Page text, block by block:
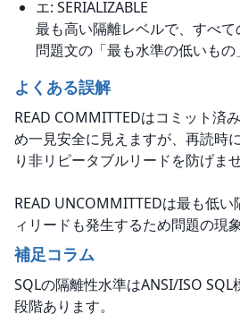
エ: SERIALIZABLE
最も高い隔離レベルで、すべ
問題文の「最も水準の低いもの
よくある誤解
READ COMMITTEDはコミット済
め一見安全に見えますが、再読時
り非リピータブルリードを防げませ
READ UNCOMMITTEDは最も低
ィリードも発生するため問題の現
補足コラム
SQLの隔離性水準はANSI/ISO
段階あります。